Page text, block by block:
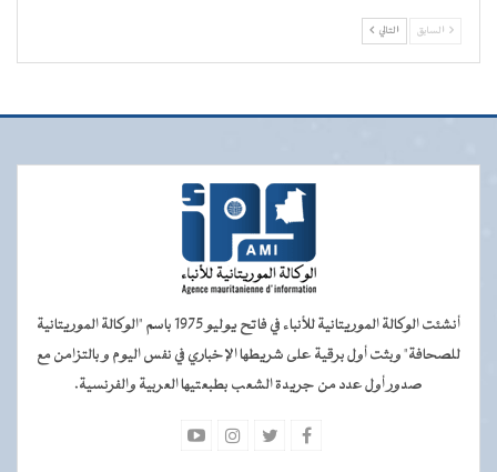
السابق التالي
أنشئت الوكالة الموريتانية للأنباء في فاتح يوليو 1975 باسم "الوكالة الموريتانية
للصحافة" وبثت أول برقية على شريطها الإخباري في نفس اليوم و بالتزامن مع
صدور أول عدد من جريدة الشعب بطبعتيها العربية والفرنسية.